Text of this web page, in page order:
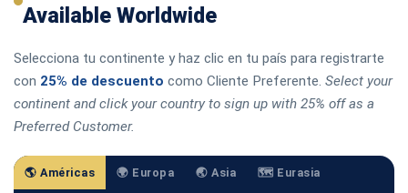
Available Worldwide
Selecciona tu continente y haz clic en tu país para registrarte
con 25% de descuento como Cliente Preferente. Select your
continent and click your country to sign up with 25% off as a
Preferred Customer.
🌎 Américas 🌍 Europa 🌏 Asia 🗺️ Eurasia